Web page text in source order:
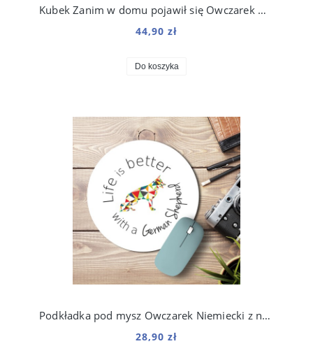
Kubek Zanim w domu pojawił się Owczarek Niemiecki 330 ml
44,90 zł
Do koszyka
Podkładka pod mysz Owczarek Niemiecki z nadrukiem Origami
28,90 zł